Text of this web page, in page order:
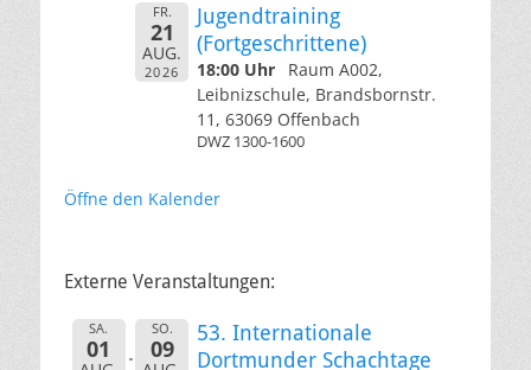
FR.
21
AUG.
2026
Jugendtraining
(Fortgeschrittene)
18:00 Uhr
Raum A002,
Leibnizschule, Brandsbornstr.
11, 63069 Offenbach
DWZ 1300-1600
Öffne den Kalender
Externe Veranstaltungen:
SA.
01
SO.
09
53. Internationale
Dortmunder Schachtage